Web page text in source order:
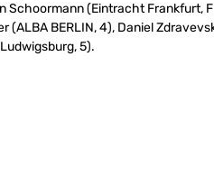
Schoormann (Eintracht Frankfurt,
(ALBA BERLIN, 4), Daniel
5).